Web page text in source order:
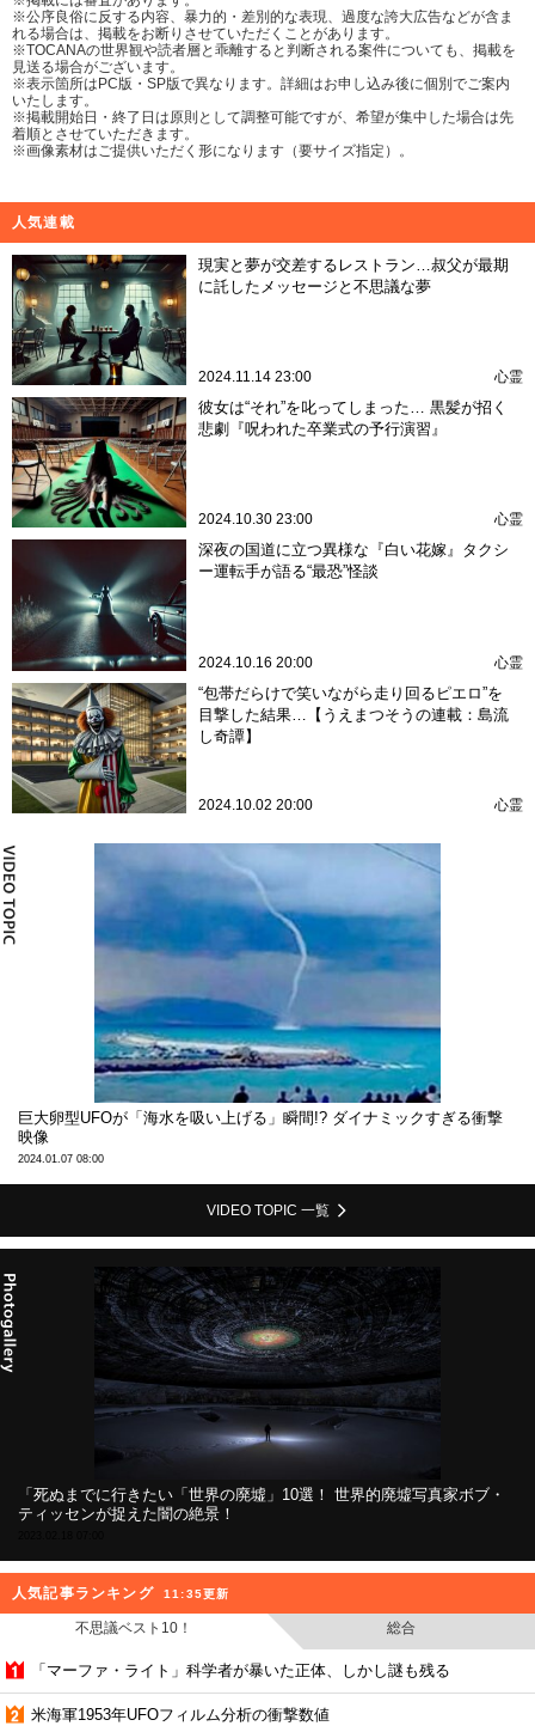
※公序良俗に反する内容、暴力的・差別的な表現、過度な誇大広告などが含ま
れる場合は、掲載をお断りさせていただくことがあります。
※TOCANAの世界観や読者層と乖離すると判断される案件についても、掲載を
見送る場合がございます。
※表示箇所はPC版・SP版で異なります。詳細はお申し込み後に個別でご案内
いたします。
※掲載開始日・終了日は原則として調整可能ですが、希望が集中した場合は先
着順とさせていただきます。
※画像素材はご提供いただく形になります（要サイズ指定）。
人気連載
現実と夢が交差するレストラン…叔父が最期
に託したメッセージと不思議な夢
2024.11.14 23:00 心霊
彼女は“それ”を叱ってしまった… 黒髪が招く
悲劇『呪われた卒業式の予行演習』
2024.10.30 23:00 心霊
深夜の国道に立つ異様な『白い花嫁』タクシ
ー運転手が語る“最恐”怪談
2024.10.16 20:00 心霊
“包帯だらけで笑いながら走り回るピエロ”を
目撃した結果…【うえまつそうの連載：島流
し奇譚】
2024.10.02 20:00 心霊
巨大卵型UFOが「海水を吸い上げる」瞬間!? ダイナミックすぎる衝撃
映像
2024.01.07 08:00
VIDEO TOPIC 一覧
「死ぬまでに行きたい「世界の廃墟」10選！ 世界的廃墟写真家ボブ・
ティッセンが捉えた闇の絶景！
人気記事ランキング 11:35更新
不思議ベスト10！ 総合
「マーファ・ライト」科学者が暴いた正体、しかし謎も残る
米海軍1953年UFOフィルム分析の衝撃数値